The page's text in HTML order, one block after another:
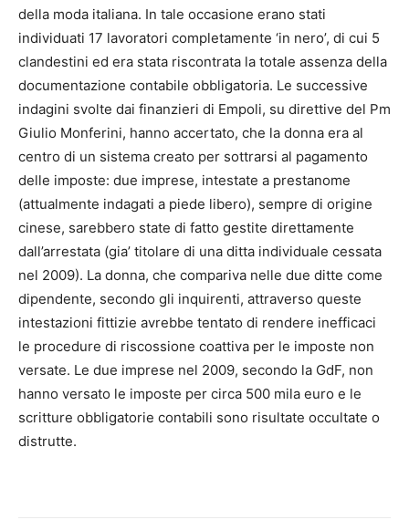
della moda italiana. In tale occasione erano stati
individuati 17 lavoratori completamente ‘in nero’, di cui 5
clandestini ed era stata riscontrata la totale assenza della
documentazione contabile obbligatoria. Le successive
indagini svolte dai finanzieri di Empoli, su direttive del Pm
Giulio Monferini, hanno accertato, che la donna era al
centro di un sistema creato per sottrarsi al pagamento
delle imposte: due imprese, intestate a prestanome
(attualmente indagati a piede libero), sempre di origine
cinese, sarebbero state di fatto gestite direttamente
dall’arrestata (gia’ titolare di una ditta individuale cessata
nel 2009). La donna, che compariva nelle due ditte come
dipendente, secondo gli inquirenti, attraverso queste
intestazioni fittizie avrebbe tentato di rendere inefficaci
le procedure di riscossione coattiva per le imposte non
versate. Le due imprese nel 2009, secondo la GdF, non
hanno versato le imposte per circa 500 mila euro e le
scritture obbligatorie contabili sono risultate occultate o
distrutte.